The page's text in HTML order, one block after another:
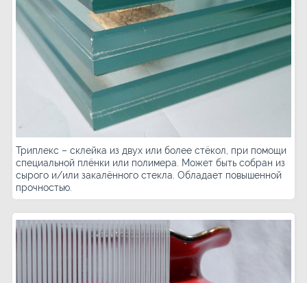
Триплекс – склейка из двух или более стёкол, при помощи
специальной плёнки или полимера. Может быть собран из
сырого и/или закалённого стекла. Обладает повышенной
прочностью.